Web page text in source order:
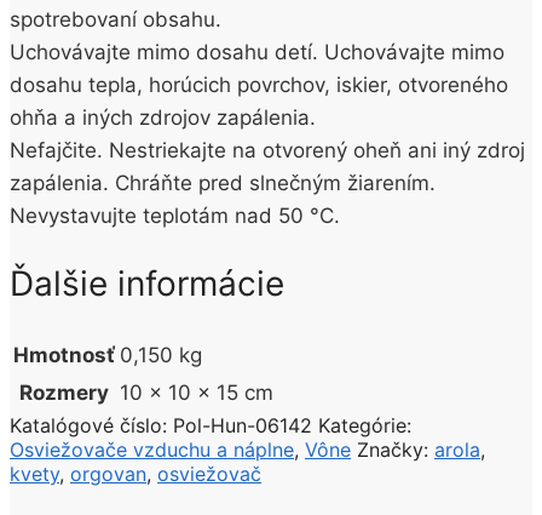
spotrebovaní obsahu.
Uchovávajte mimo dosahu detí. Uchovávajte mimo
dosahu tepla, horúcich povrchov, iskier, otvoreného
ohňa a iných zdrojov zapálenia.
Nefajčite. Nestriekajte na otvorený oheň ani iný zdroj
zapálenia. Chráňte pred slnečným žiarením.
Nevystavujte teplotám nad 50 °C.
Ďalšie informácie
Hmotnosť 0,150 kg
Rozmery 10 × 10 × 15 cm
Katalógové číslo: Pol-Hun-06142 Kategórie:
Osviežovače vzduchu a náplne, Vône Značky: arola,
kvety, orgovan, osviežovač